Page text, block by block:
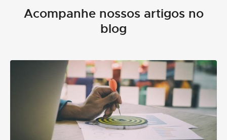
Acompanhe nossos artigos no
blog